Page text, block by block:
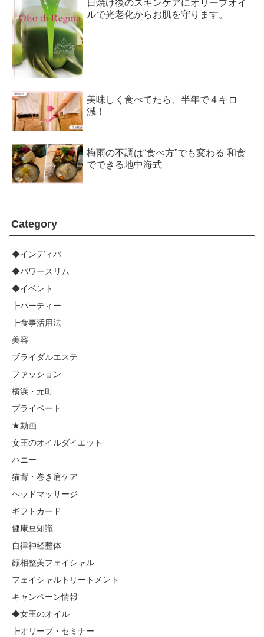
日焼け後のスキンケアにオリーブオイ
ルで光老化からお肌を守ります。
美味しく食べてたら、半年で４キロ
減！
梅雨の不調は“食べ方”でも変わる 和食
でできる地中海式
Category
◆インディバ
◆パワースリム
◆イベント
┣パーティー
┣食事活用法
美容
ブライダルエステ
ファッション
横浜・元町
プライベート
★動画
女王のオイルダイエット
ハニー
猫背・巻き肩ケア
ヘッドマッサージ
ギフトカード
健康豆知識
自律神経整体
顔相整美フェイシャル
フェイシャルトリートメント
キャンペーン情報
◆女王のオイル
┣オリーブ・セミナー